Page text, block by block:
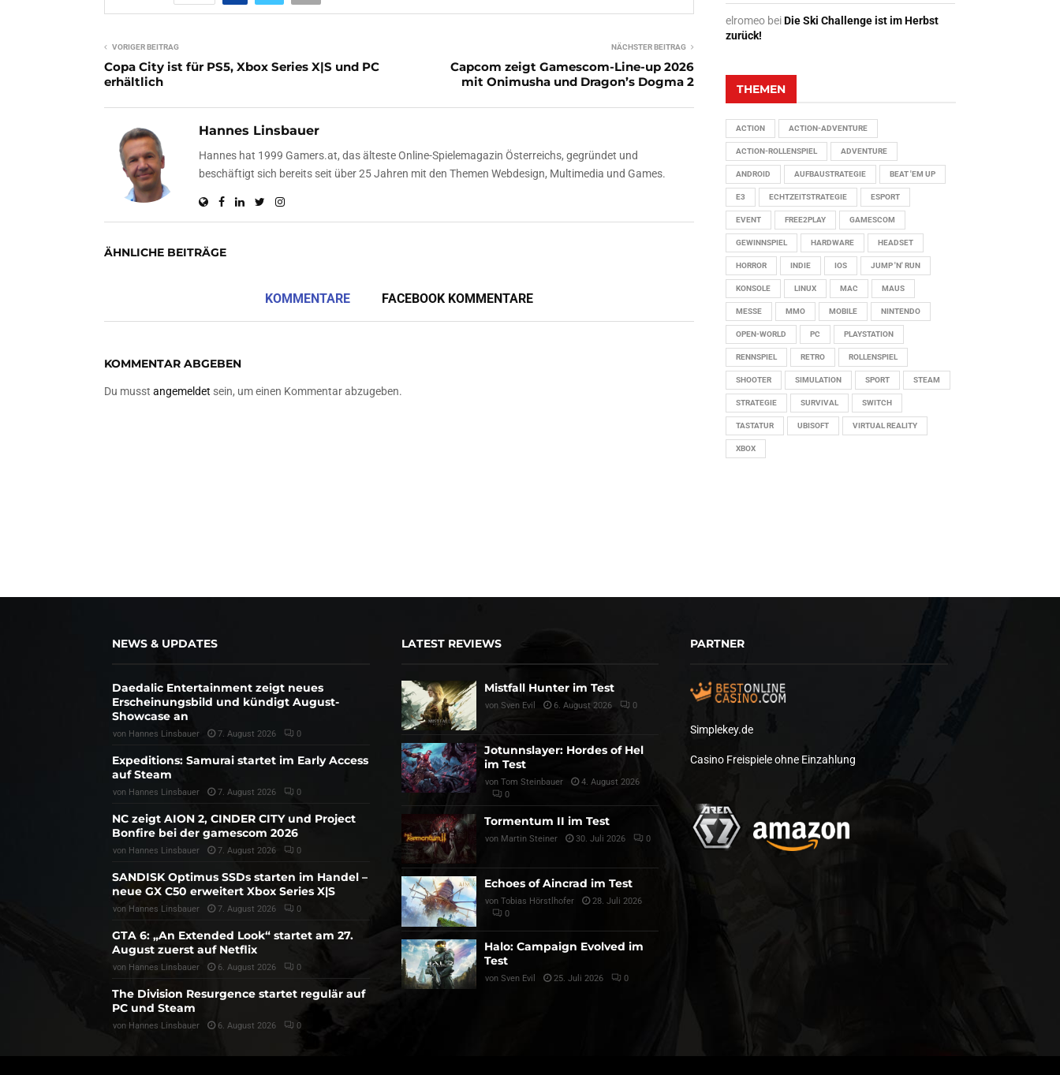
VORIGER BEITRAG
Copa City ist für PS5, Xbox Series X|S und PC
erhältlich
NÄCHSTER BEITRAG
Capcom zeigt Gamescom-Line-up 2026
mit Onimusha und Dragon’s Dogma 2
Hannes Linsbauer
Hannes hat 1999 Gamers.at, das älteste Online-Spielemagazin Österreichs, gegründet und
beschäftigt sich bereits seit über 25 Jahren mit den Themen Webdesign, Multimedia und Games.
ÄHNLICHE BEITRÄGE
KOMMENTARE FACEBOOK KOMMENTARE
KOMMENTAR ABGEBEN
Du musst angemeldet sein, um einen Kommentar abzugeben.
elromeo beiDie Ski Challenge ist im Herbst
zurück!
THEMEN
ACTION ACTION-ADVENTURE
ACTION-ROLLENSPIEL ADVENTURE
ANDROID AUFBAUSTRATEGIE BEAT 'EM UP
E3 ECHTZEITSTRATEGIE ESPORT
EVENT FREE2PLAY GAMESCOM
GEWINNSPIEL HARDWARE HEADSET
HORROR INDIE IOS JUMP 'N' RUN
KONSOLE LINUX MAC MAUS
MESSE MMO MOBILE NINTENDO
OPEN-WORLD PC PLAYSTATION
RENNSPIEL RETRO ROLLENSPIEL
SHOOTER SIMULATION SPORT STEAM
STRATEGIE SURVIVAL SWITCH
TASTATUR UBISOFT VIRTUAL REALITY
XBOX
NEWS & UPDATES
Daedalic Entertainment zeigt neues
Erscheinungsbild und kündigt August-
Showcase an
von Hannes Linsbauer 7. August 2026 0
Expeditions: Samurai startet im Early Access
auf Steam
von Hannes Linsbauer 7. August 2026 0
NC zeigt AION 2, CINDER CITY und Project
Bonfire bei der gamescom 2026
von Hannes Linsbauer 7. August 2026 0
SANDISK Optimus SSDs starten im Handel –
neue GX C50 erweitert Xbox Series X|S
von Hannes Linsbauer 7. August 2026 0
GTA 6: „An Extended Look“ startet am 27.
August zuerst auf Netflix
von Hannes Linsbauer 6. August 2026 0
The Division Resurgence startet regulär auf
PC und Steam
von Hannes Linsbauer 6. August 2026 0
LATEST REVIEWS
Mistfall Hunter im Test
von Sven Evil 6. August 2026 0
Jotunnslayer: Hordes of Hel
im Test
von Tom Steinbauer
4. August 2026
0
Tormentum II im Test
von Martin Steiner 30. Juli 2026 0
Echoes of Aincrad im Test
von Tobias Hörstlhofer
28. Juli 2026
0
Halo: Campaign Evolved im
Test
von Sven Evil 25. Juli 2026 0
PARTNER
Simplekey.de
Casino Freispiele ohne Einzahlung